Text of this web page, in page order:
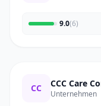
9.0(6)
CC CCC Care
Unternehmen